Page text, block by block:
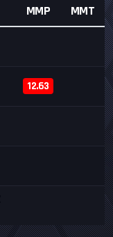
MMP MMT
12.63